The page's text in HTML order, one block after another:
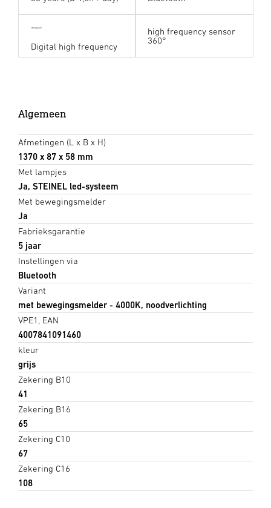
HF digital24
Digital high frequency
high frequency sensor
360°
Algemeen
Afmetingen (L x B x H)
1370 x 87 x 58 mm
Met lampjes
Ja, STEINEL led-systeem
Met bewegingsmelder
Ja
Fabrieksgarantie
5 jaar
Instellingen via
Bluetooth
Variant
met bewegingsmelder - 4000K, noodverlichting
VPE1, EAN
4007841091460
kleur
grijs
Zekering B10
41
Zekering B16
65
Zekering C10
67
Zekering C16
108